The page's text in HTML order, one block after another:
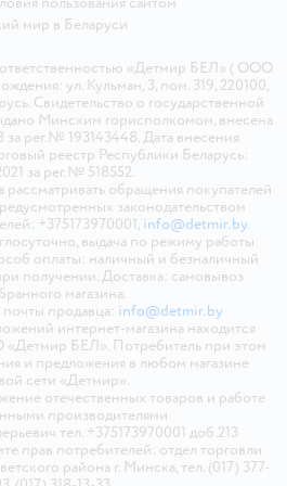
мир в Беларуси
«Детмир БЕЛ» ( ООО
ул. Кульман, 3, пом. 319, 220100,
Свидетельство о государственной
Минским горисполкомом, внесена
за рег.№ 193143448. Дата внесения
реестр Республики Беларусь:
за рег.№ 518552.
обращения покупателей
законодательством
+375173970001, info@detmir.by.
выдача по режиму работы
оплаты: наличный и безналичный
получении. Доставка: самовывоз
магазина.
продавца: info@detmir.by
интернет-магазина находится
БЕЛ». Потребитель при этом
и предложения в любом магазине
сети «Детмир».
отечественных товаров и работе
производителями
тел. +375173970001 доб.213
прав потребителей: отдел торговли
района г. Минска, тел. (017) 377-